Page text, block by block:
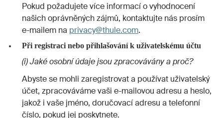
Pokud požadujete více informací o vyhodnocení
našich oprávněných zájmů, kontaktujte nás prosím
e-mailem na privacy@thule.com.
Při registraci nebo přihlašování k uživatelskému účtu
(i) Jaké osobní údaje jsou zpracovávány a proč?
Abyste se mohli zaregistrovat a používat uživatelský
účet, zpracováváme vaši e-mailovou adresu a heslo,
jakož i vaše jméno, doručovací adresu a telefonní
číslo, pokud jej poskytnete.